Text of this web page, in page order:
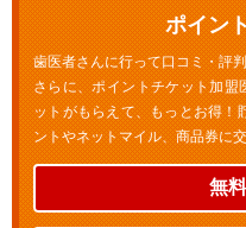
ポイン
歯医者さんに行って口コミ・評
さらに、ポイントチケット加
ットがもらえて、もっとお得！
ントやネットマイル、商品券に
無